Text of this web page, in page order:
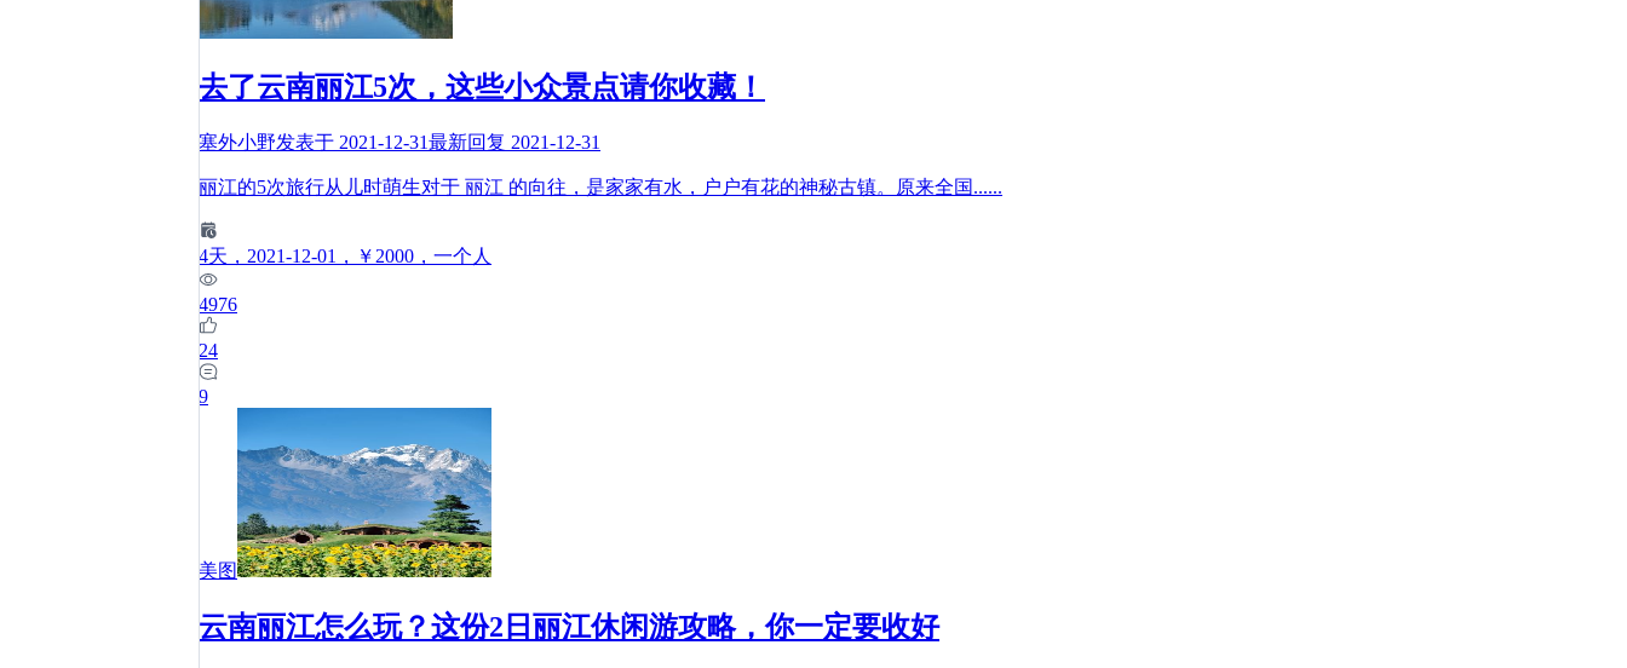
去了云南丽江5次，这些小众景点请你收藏！
塞外小野发表于 2021-12-31最新回复 2021-12-31
丽江的5次旅行从儿时萌生对于 丽江 的向往，是家家有水，户户有花的神秘古镇。原来全国......
4天 ，2021-12-01 ，￥2000 ，一个人
4976
24
9
美图
云南丽江怎么玩？这份2日丽江休闲游攻略，你一定要收好